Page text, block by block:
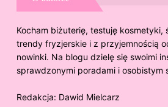
Kocham biżuterię, testuję kosmetyki,
trendy fryzjerskie i z przyjemnością
nowinki. Na blogu dzielę się swoimi
sprawdzonymi poradami i osobistym
Redakcja: Dawid Mielcarz